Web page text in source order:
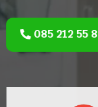
085 212 55